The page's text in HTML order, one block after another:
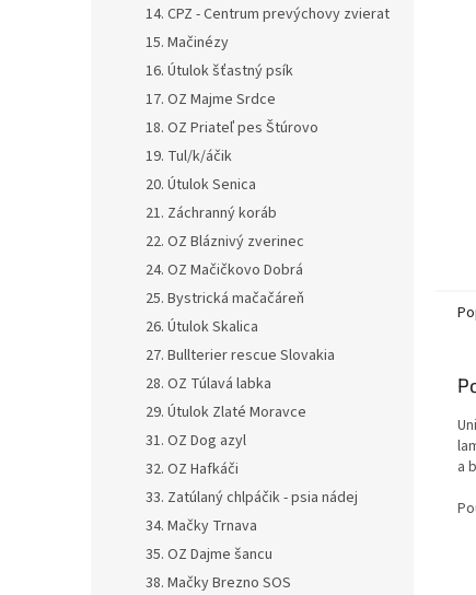
14. CPZ - Centrum prevýchovy zvierat
15. Mačinézy
16. Útulok šťastný psík
17. OZ Majme Srdce
18. OZ Priateľ pes Štúrovo
19. Tul/k/áčik
20. Útulok Senica
21. Záchranný koráb
22. OZ Bláznivý zverinec
24. OZ Mačičkovo Dobrá
25. Bystrická mačačáreň
26. Útulok Skalica
27. Bullterier rescue Slovakia
28. OZ Túlavá labka
29. Útulok Zlaté Moravce
31. OZ Dog azyl
32. OZ Hafkáči
33. Zatúlaný chlpáčik - psia nádej
34. Mačky Trnava
35. OZ Dajme šancu
38. Mačky Brezno SOS
a